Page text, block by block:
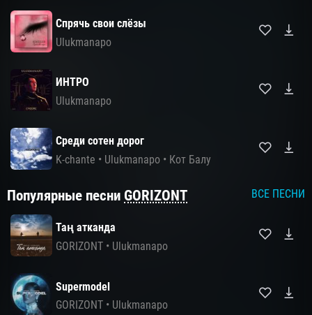
Спрячь свои слёзы
Ulukmanapo
ИНТРО
Ulukmanapo
Среди сотен дорог
K-chante • Ulukmanapo • Кот Балу
Популярные песни GORIZONT ВСЕ ПЕСНИ
Таң атканда
GORIZONT • Ulukmanapo
Supermodel
GORIZONT • Ulukmanapo